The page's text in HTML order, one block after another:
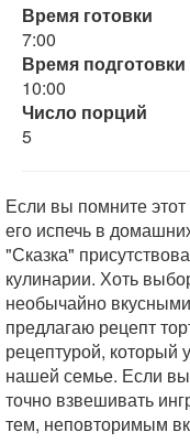
Время готовки
7:00
Время подготовки
10:00
Число порций
5
Если вы помните
его испечь в
"Сказка"
кулинарии. Хоть
необычайно
предлагаю рецепт
рецептурой, который
нашей семье. Если вы
точно взвешивать
тем, неповторимым